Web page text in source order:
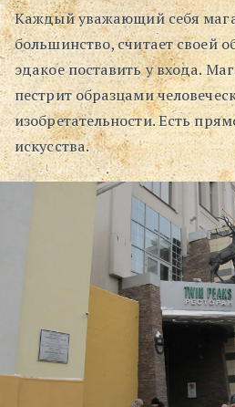
Каждый уважающий себя
большинство, считает своей
эдакое поставить у входа.
пестрит образцами
изобретательности. Есть
искусства.